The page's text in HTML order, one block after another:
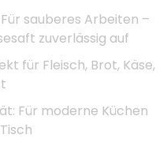
sauberes Arbeiten –
zuverlässig auf
für Fleisch, Brot, Käse,
Für moderne Küchen